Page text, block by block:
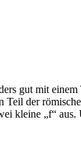
gut mit
der
kleine „f“